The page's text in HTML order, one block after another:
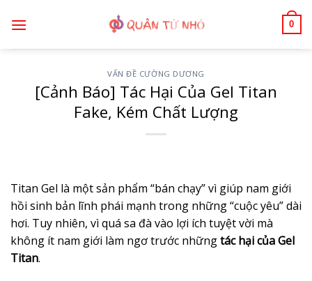
qua
0
VẤN ĐỀ CƯỜNG DƯƠNG
[Cảnh Báo] Tác Hại Của Gel Titan
Fake, Kém Chất Lượng
Titan Gel là một sản phẩm “bán chạy” vì giúp nam giới
hồi sinh bản lĩnh phái mạnh trong những “cuộc yêu” dài
hơi. Tuy nhiên, vì quá sa đà vào lợi ích tuyệt vời mà
không ít nam giới làm ngơ trước nhữngtác hại của Gel
Titan.